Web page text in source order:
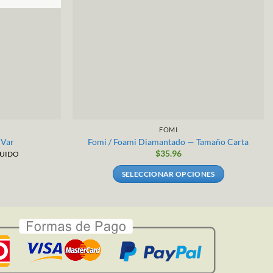
FOMI
Fomi / Foami Diamantado — Tamaño Carta
$35.96
SELECCIONAR OPCIONES
múltiples
variantes.
Las